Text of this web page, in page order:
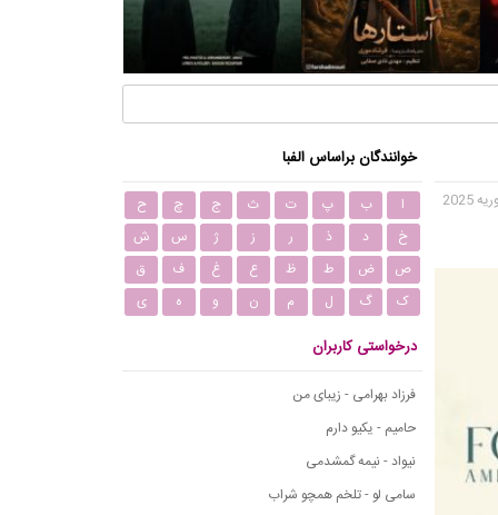
خوانندگان براساس الفبا
ا ب پ ت ث ج چ
ح
خ
د ذ ر ز ژ س
ش
ص
ض ط ظ ع غ ف
ق
ک
گ ل م ن و ه ی
درخواستی کاربران
فرزاد بهرامی - زیبای من
حامیم - یکیو دارم
نیواد - نیمه گمشدمی
سامی لو - تلخم همچو شراب